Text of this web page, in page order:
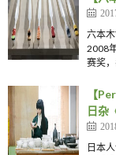
六本
2008
赛奖
【
日杂
日本